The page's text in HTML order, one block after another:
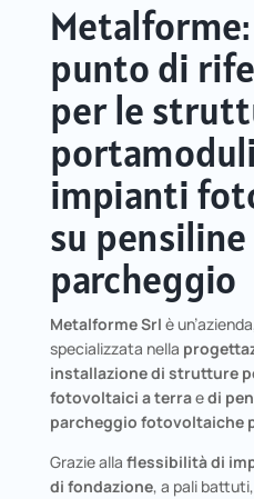
punto di
per le
impianti
su
parcheggio
Metalforme Srl è
specializzata nella
installazionedi strutture
fotovoltaici a terraedi
parcheggio fotovoltaiche
Grazie alla flessibilità di
di fondazione, a pali